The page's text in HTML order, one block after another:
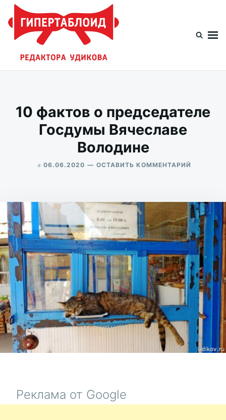
Перейти
содержимому
Искать:
10 фактов о председателе
Госдумы Вячеславе
Володине
в 06.06.2020 ОСТАВИТЬ КОММЕНТАРИЙ
ГОСДУМЫ
Реклама от Google